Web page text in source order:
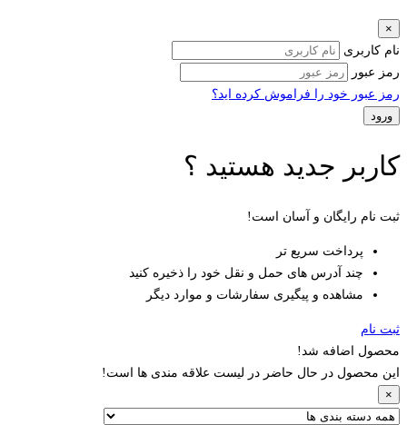
×
نام کاربری
رمز عبور
رمز عبور خود را فراموش کرده اید؟
کاربر جدید هستید ؟
ثبت نام رایگان و آسان است!
پرداخت سریع تر
چند آدرس های حمل و نقل خود را ذخیره کنید
مشاهده و پیگیری سفارشات و موارد دیگر
ثبت نام
محصول اضافه شد!
این محصول در حال حاضر در لیست علاقه مندی ها است!
×